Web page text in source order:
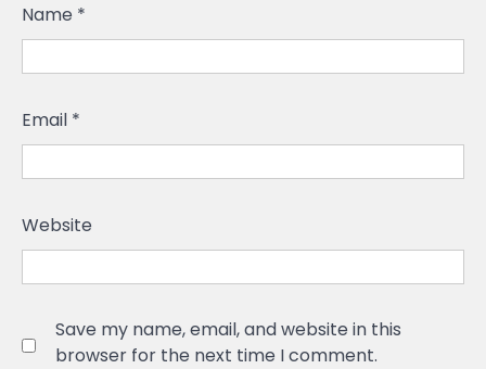
Name *
Email *
Website
Save my name, email, and website in this
browser for the next time I comment.